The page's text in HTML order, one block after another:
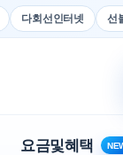
다회선인터넷 선
요금및혜택